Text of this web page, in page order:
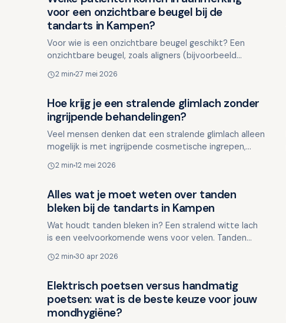
Overig nieuws
voor een onzichtbare beugel bij de
tandarts in Kampen?
Voor wie is een onzichtbare beugel geschikt? Een
onzichtbare beugel, zoals aligners (bijvoorbeeld
alleen va…
2 min 27 mei 2026
Overig nieuws
Hoe krijg je een stralende glimlach zonder
ingrijpende behandelingen?
Veel mensen denken dat een stralende glimlach alleen
mogelijk is met ingrijpende cosmetische ingrepen,
beh…
2 min 12 mei 2026
Overig nieuws
Alles wat je moet weten over tanden
bleken bij de tandarts in Kampen
Wat houdt tanden bleken in? Een stralend witte lach
is een veelvoorkomende wens voor velen. Tanden
geworden. Maar wat…
2 min 30 apr 2026
Overig nieuws
Elektrisch poetsen versus handmatig
poetsen: wat is de beste keuze voor jouw
mondhygiëne?